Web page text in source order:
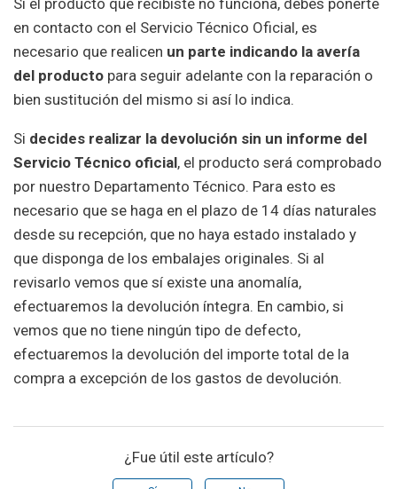
Si el producto que recibiste no funciona, debes ponerte
en contacto con el Servicio Técnico Oficial, es
necesario que realicen un parte indicando la avería
del producto para seguir adelante con la reparación o
bien sustitución del mismo si así lo indica.
Si decides realizar la devolución sin un informe del
Servicio Técnico oficial, el producto será comprobado
por nuestro Departamento Técnico. Para esto es
necesario que se haga en el plazo de 14 días naturales
desde su recepción, que no haya estado instalado y
que disponga de los embalajes originales. Si al
revisarlo vemos que sí existe una anomalía,
efectuaremos la devolución íntegra. En cambio, si
vemos que no tiene ningún tipo de defecto,
efectuaremos la devolución del importe total de la
compra a excepción de los gastos de devolución.
¿Fue útil este artículo?